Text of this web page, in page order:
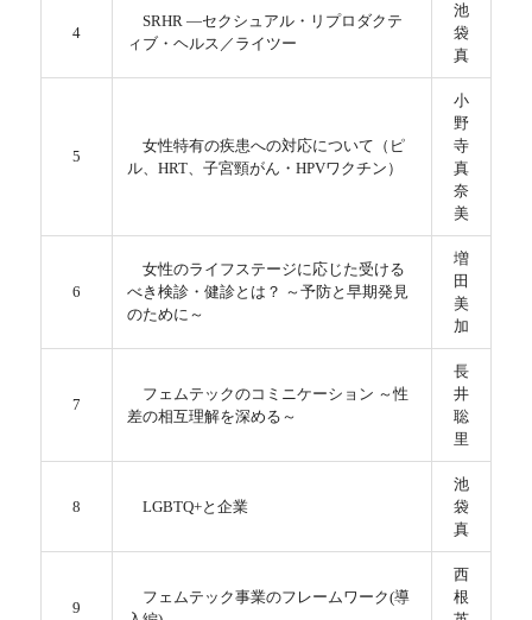
4
SRHR ―セクシュアル・リプロダクテ
ィブ・ヘルス／ライツー
池
袋
真
5
女性特有の疾患への対応について（ピ
ル、HRT、子宮頸がん・HPVワクチン）
小
野
寺
真
奈
美
6
女性のライフステージに応じた受ける
べき検診・健診とは？ ～予防と早期発見
のために～
増
田
美
加
7
フェムテックのコミニケーション ～性
差の相互理解を深める～
長
井
聡
里
8 LGBTQ+と企業
池
袋
真
9
フェムテック事業のフレームワーク(導
西
根